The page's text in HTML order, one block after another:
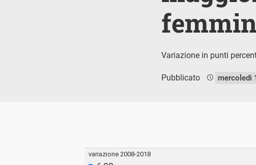
Variazione in punti
Pubblicato mercoledì